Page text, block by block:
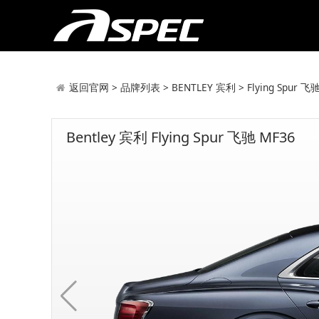
返回官网 > 品牌列表 > BENTLEY 宾利 > Flying Spur 飞
Bentley 宾利 Flying Spur 飞驰 MF36